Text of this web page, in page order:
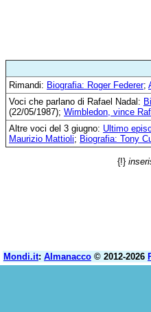
Rimandi: Biografia: Roger Federer;
Voci che parlano di Rafael Nadal:
(22/05/1987); Wimbledon, vince
Altre voci del 3 giugno: Ultimo
Maurizio Mattioli; Biografia: Tony
{!}
Mondi.it: Almanacco © 2012-2026